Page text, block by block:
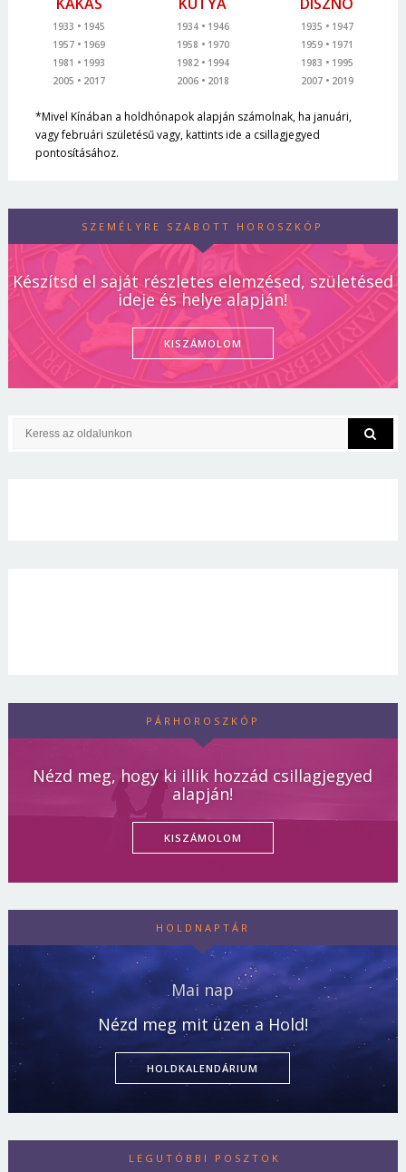
1933
1945
1957
1969
1981
1993
2005
2017
1934
1946
1958
1970
1982
1994
2006
2018
1935
1947
1959
1971
1983
1995
2007
2019
*Mivel Kínában a holdhónapok alapján számolnak, ha januári,
vagy februári születésű vagy, kattints ide a csillagjegyed
pontosításához.
SZEMÉLYRE SZABOTT HOROSZKÓP
Készítsd el saját részletes elemzésed, születésed
ideje és helye alapján!
KISZÁMOLOM
PÁRHOROSZKÓP
Nézd meg, hogy ki illik hozzád csillagjegyed
alapján!
KISZÁMOLOM
HOLDNAPTÁR
Mai nap
Nézd meg mit üzen a Hold!
HOLDKALENDÁRIUM
LEGUTÓBBI POSZTOK